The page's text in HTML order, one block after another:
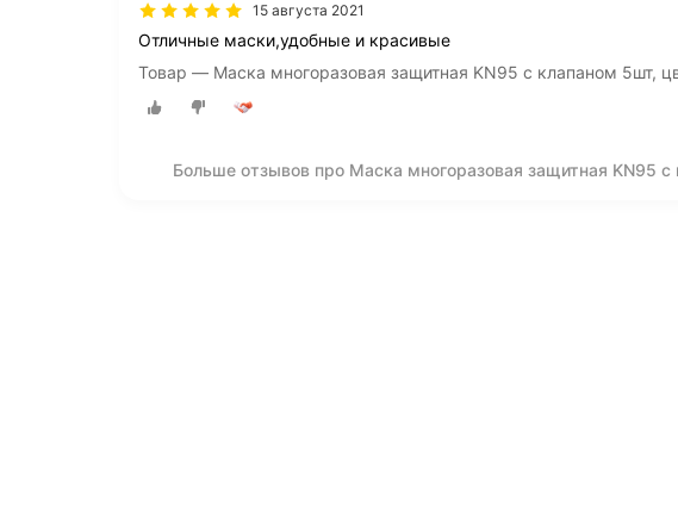
15 августа 2021
Отличные маски,удобные и красивые
Товар — Маска многоразовая защитная KN95 с клапаном 5шт,
Больше отзывов про Маска многоразовая защитная KN95